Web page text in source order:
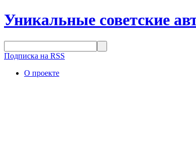
Уникальные советские
Подписка на RSS
О проекте